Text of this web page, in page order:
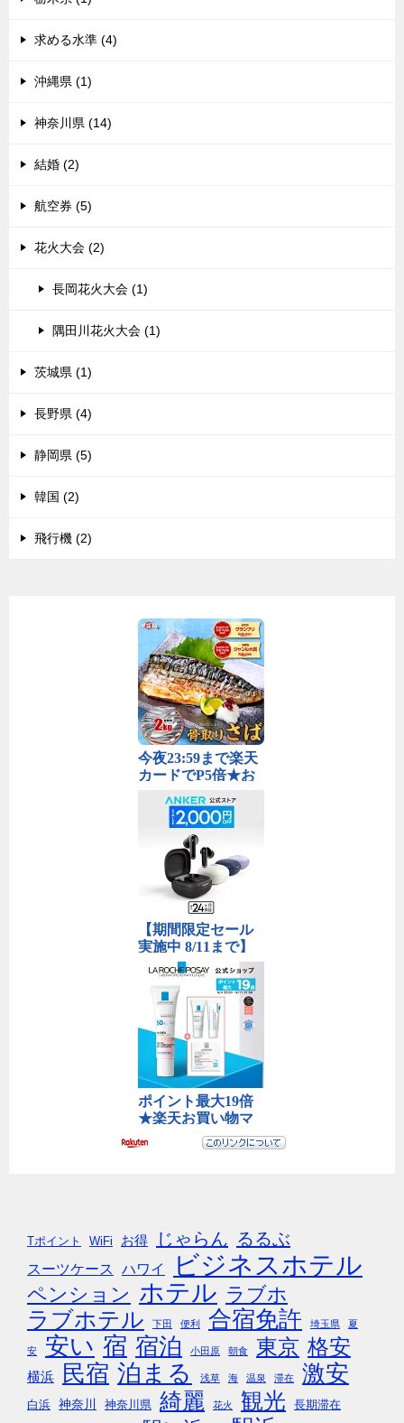
求める水準 (4)
沖縄県 (1)
神奈川県 (14)
結婚 (2)
航空券 (5)
花火大会 (2)
長岡花火大会 (1)
隅田川花火大会 (1)
茨城県 (1)
長野県 (4)
静岡県 (5)
韓国 (2)
飛行機 (2)
Tポイント WiFi お得 じゃらん るるぶ
スーツケース ハワイ ビジネスホテル
ペンション ホテル ラブホ
ラブホテル 下田 便利 合宿免許 埼玉県 夏
安 安い 宿 宿泊 小田原 朝食 東京 格安
横浜 民宿 泊まる 浅草 海 温泉 滞在 激安
白浜 神奈川 神奈川県 綺麗 花火 観光 長期滞在